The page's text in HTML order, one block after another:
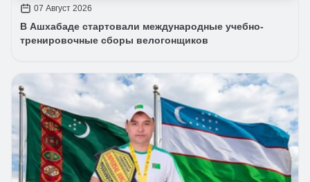
07 Август 2026
В Ашхабаде стартовали международные учебно-
тренировочные сборы велогонщиков